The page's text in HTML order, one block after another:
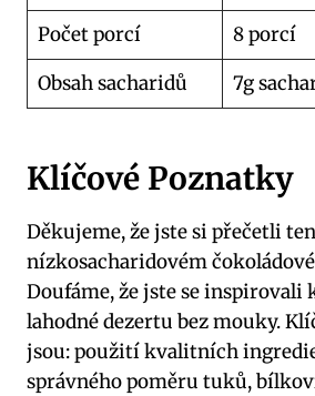
Počet porcí
8 ​porcí
Obsah sacharidů
7g
Klíčové Poznatky
Děkujeme,⁤ že jste ​si přečetli
nízkosacharidovém
Doufáme, že jste se
lahodné dezertu bez ​mouky.
jsou: ​použití kvalitních​
správného poměru tuků,